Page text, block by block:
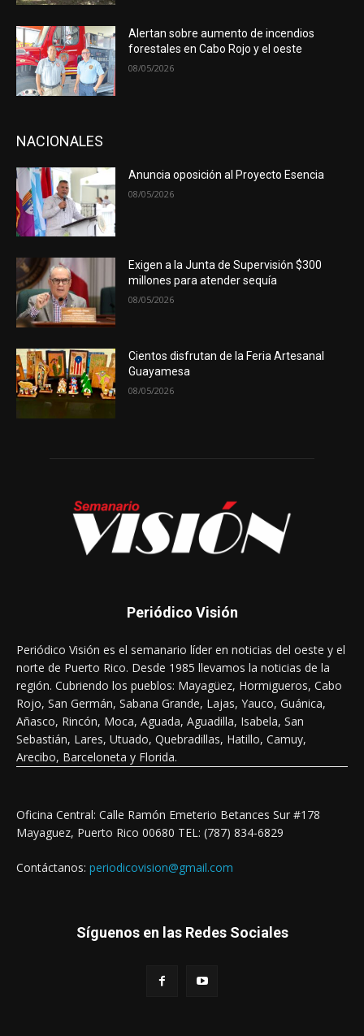
Alertan sobre aumento de incendios
forestales en Cabo Rojo y el oeste
08/05/2026
NACIONALES
Anuncia oposición al Proyecto Esencia
08/05/2026
Exigen a la Junta de Supervisión $300
millones para atender sequía
08/05/2026
Cientos disfrutan de la Feria Artesanal
Guayamesa
08/05/2026
Periódico Visión
Periódico Visión es el semanario líder en noticias del oeste y el
norte de Puerto Rico. Desde 1985 llevamos la noticias de la
región. Cubriendo los pueblos: Mayagüez, Hormigueros, Cabo
Rojo, San Germán, Sabana Grande, Lajas, Yauco, Guánica,
Añasco, Rincón, Moca, Aguada, Aguadilla, Isabela, San
Sebastián, Lares, Utuado, Quebradillas, Hatillo, Camuy,
Arecibo, Barceloneta y Florida.
Oficina Central: Calle Ramón Emeterio Betances Sur #178
Mayaguez, Puerto Rico 00680 TEL: (787) 834-6829
Contáctanos: periodicovision@gmail.com
Síguenos en las Redes Sociales